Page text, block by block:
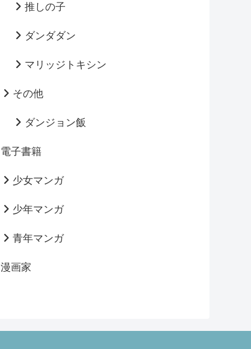
推しの子
ダンダダン
マリッジトキシン
その他
ダンジョン飯
電子書籍
少女マンガ
少年マンガ
青年マンガ
漫画家